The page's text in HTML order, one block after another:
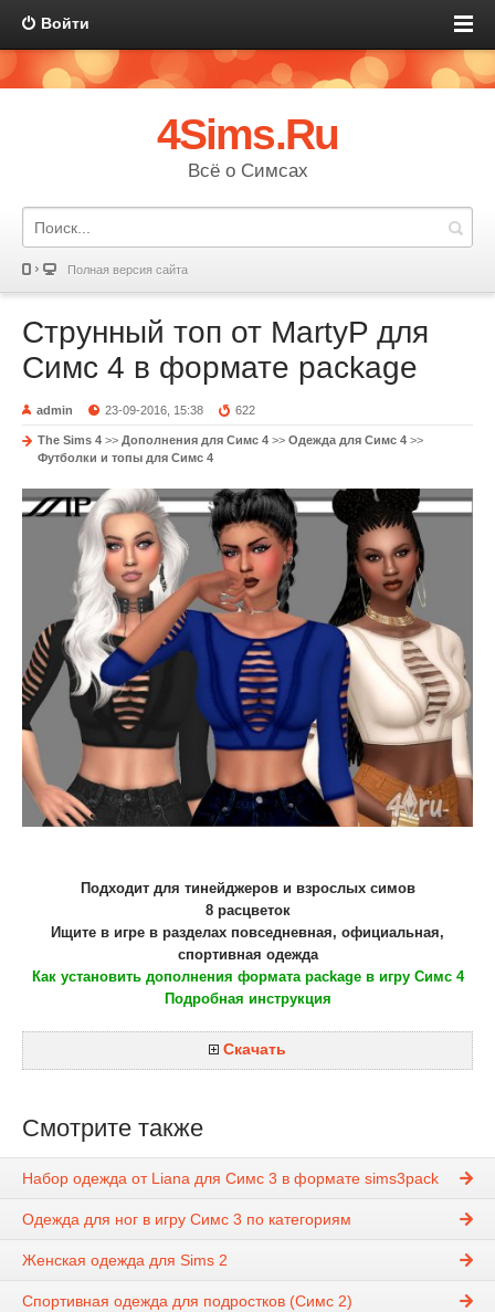
Войти
4Sims.Ru
Всё о Симсах
Полная версия сайта
Струнный топ от MartyP для
Симс 4 в формате package
admin 23-09-2016, 15:38 622
The Sims 4 >> Дополнения для Симс 4 >> Одежда для Симс 4 >>
Футболки и топы для Симс 4
Подходит для тинейджеров и взрослых симов
8 расцветок
Ищите в игре в разделах повседневная, официальная,
спортивная одежда
Как установить дополнения формата package в игру Симс 4
Подробная инструкция
Скачать
Смотрите также
Набор одежда от Liana для Симс 3 в формате sims3pack
Одежда для ног в игру Симс 3 по категориям
Женская одежда для Sims 2
Спортивная одежда для подростков (Симс 2)